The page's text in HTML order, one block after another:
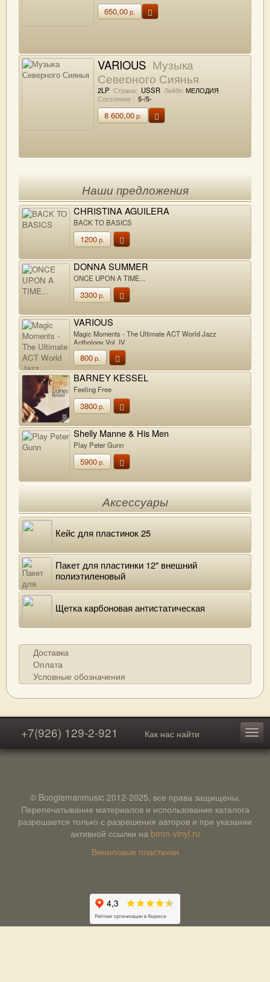
650,00р.
VARIOUS Музыка
Северного Сиянья
2LP Страна: USSR Лейбл: МЕЛОДИЯ
Состояние : 5-/5-
8 600,00р.
Наши предложения
CHRISTINA AGUILERA
BACK TO BASICS
1200р.
DONNA SUMMER
ONCE UPON A TIME...
3300р.
VARIOUS
Magic Moments - The Ultimate ACT World Jazz
Anthology Vol. IV
800р.
BARNEY KESSEL
Feeling Free
3800р.
Shelly Manne & His Men
Play Peter Gunn
5900р.
Аксессуары
Кейс для пластинок 25
Пакет для пластинки 12" внешний
полиэтиленовый
Щетка карбоновая антистатическая
Доставка
Оплата
Условные обозначения
+7(926) 129-2-921 Как нас найти
© Boogiemanmusic 2012-2025, все права защищены.
Перепечатывание материалов и использование каталога
разрешается только с разрешения авторов и при указании
активной ссылки на bmm-vinyl.ru
Виниловые пластинки